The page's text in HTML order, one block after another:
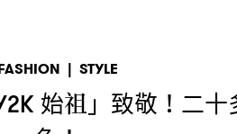
| STYLE
始祖」致敬 ！ 二十